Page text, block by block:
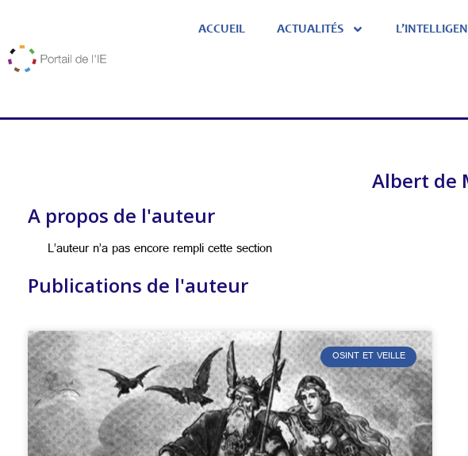
ACCUEIL ACTUALITÉS
Albert de
A propos de l'auteur
L’auteur n’a pas encore rempli cette section
Publications de l'auteur
OSINT ET VEILLE